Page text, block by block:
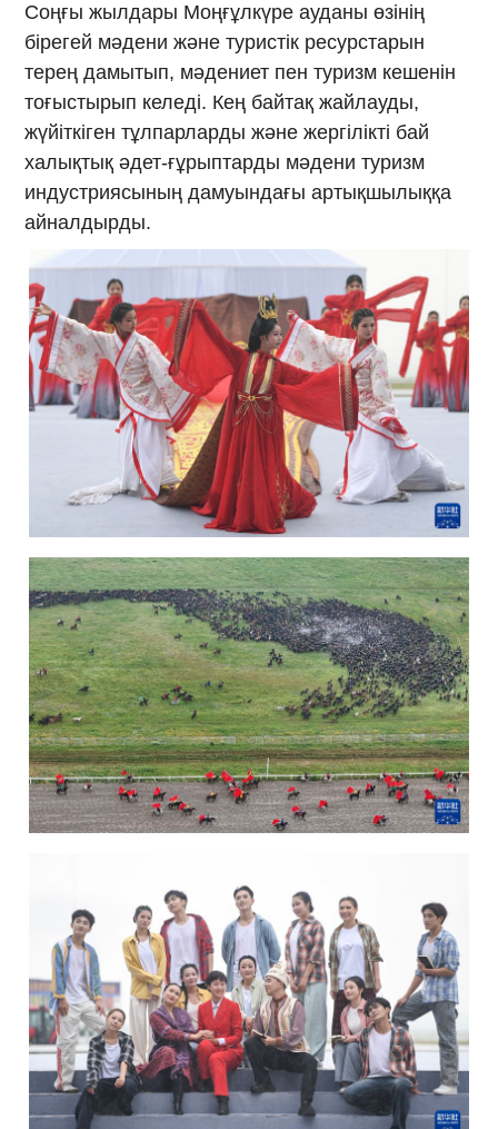
Соңғы жылдары Моңғұлкүре ауданы өзінің
бірегей мәдени және туристік ресурстарын
терең дамытып, мәдениет пен туризм кешенін
тоғыстырып келеді. Кең байтақ жайлауды,
жүйіткіген тұлпарларды және жергілікті бай
халықтық әдет-ғұрыптарды мәдени туризм
индустриясының дамуындағы артықшылыққа
айналдырды.